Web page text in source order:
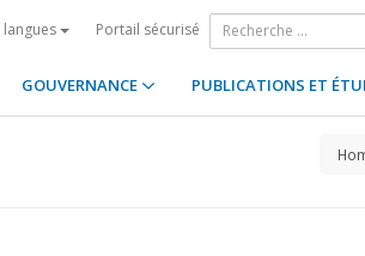
Portail sécurisé
GOUVERNANCE PUBLICATIONS ET